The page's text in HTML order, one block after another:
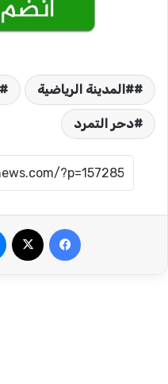
#المدينة الرياضية
دحر التمرد
فيسبوك